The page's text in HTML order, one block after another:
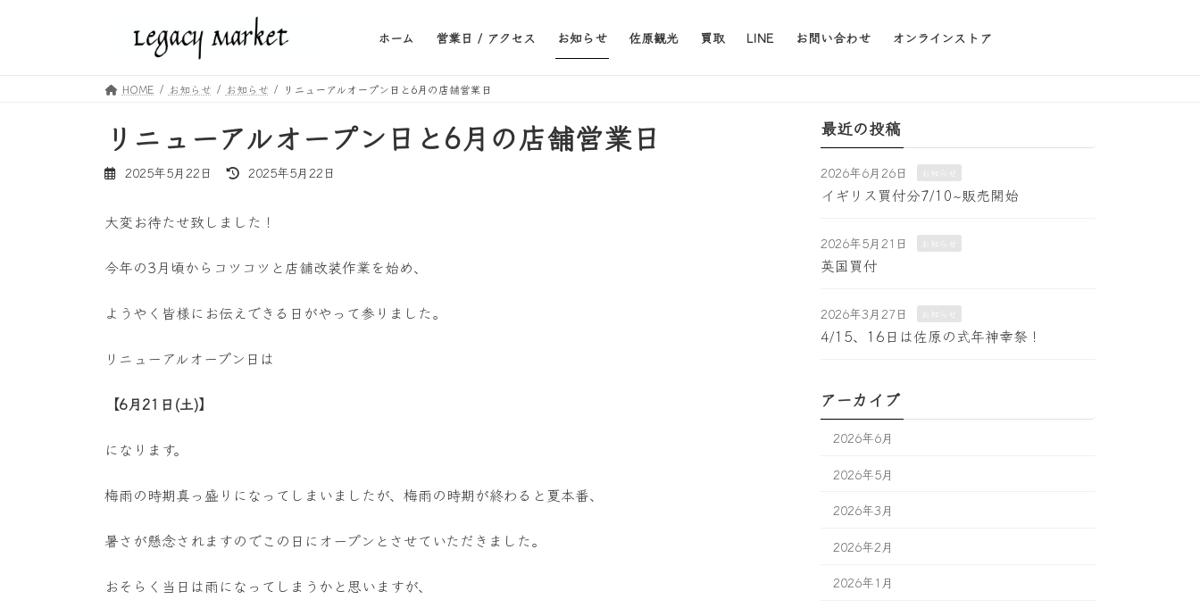
ホーム 営業日 / アクセス お知らせ 佐原観光 買取 LINE お問い合わせ オンラインストア
HOME お知らせ お知らせ リニューアルオープン日と6月の店舗営業日
リニューアルオープン日と6月の店舗営業日
2025年5月22日
最
新
時
2025年5月22日
大変お待たせ致しました！
今年の3月頃からコツコツと店舗改装作業を始め、
ようやく皆様にお伝えできる日がやって参りました。
リニューアルオープン日は
【6月21日(土)】
になります。
梅雨の時期真っ盛りになってしまいましたが、梅雨の時期が終わると夏本番、
暑さが懸念されますのでこの日にオープンとさせていただきました。
おそらく当日は雨になってしまうかと思いますが、
最近の投稿
2026年6月26日
イギリス買付分7/10~販売開始
2026年5月21日
英国買付
2026年3月27日
4/15、16日は佐原の式年神幸祭！
アーカイブ
2026年6月
2026年5月
2026年3月
2026年2月
2026年1月